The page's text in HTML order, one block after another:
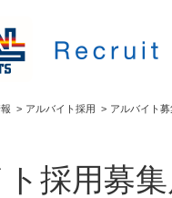
> アルバイト採用 > アルバイト
採用募